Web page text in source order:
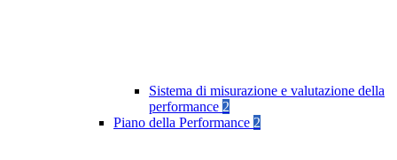
Sistema di misurazione e valutazione della
performance 2
Piano della Performance 2